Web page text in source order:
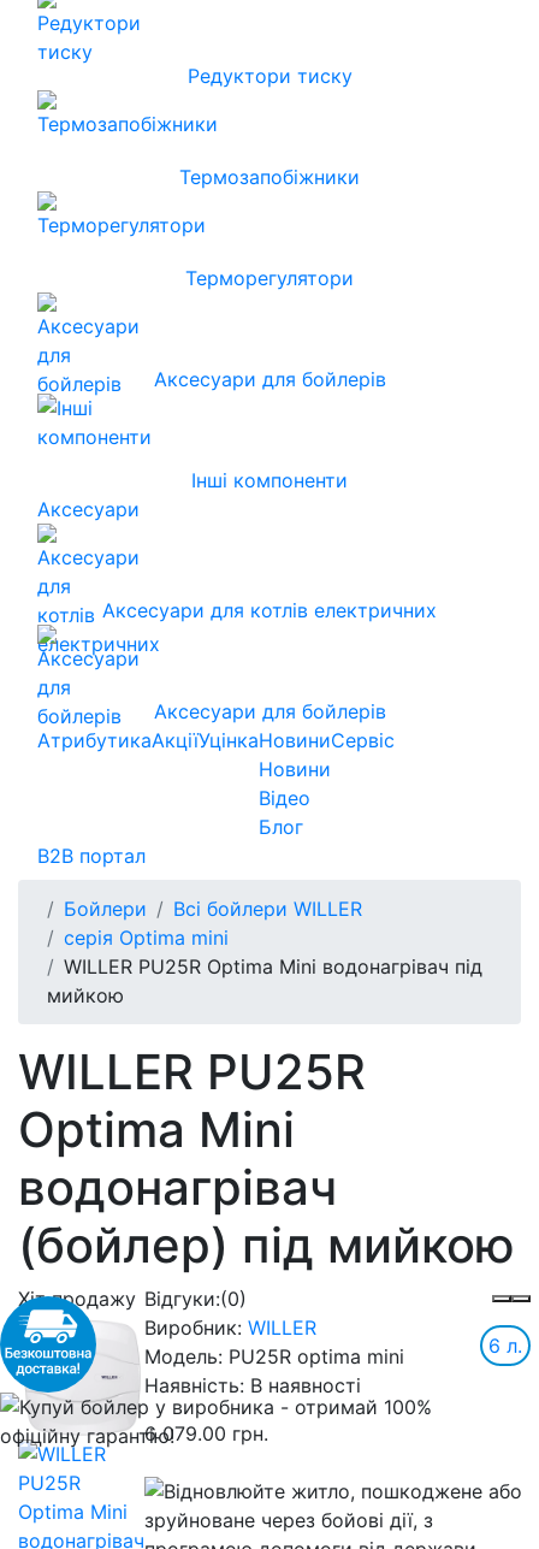
Редуктори тиску
Термозапобіжники
Терморегулятори
Аксесуари для бойлерів
Інші компоненти
Аксесуари
Аксесуари для котлів електричних
Аксесуари для бойлерів
АтрибутикаАкціїУцінкаНовини
Новини
Відео
Блог
Сервіс
B2B портал
Бойлери
Всі бойлери WILLER
серія Optima mini
WILLER PU25R Optima Mini водонагрівач під
мийкою
WILLER PU25R
Optima Mini
водонагрівач
(бойлер) під мийкою
Хіт продажу Відгуки:(0)
6 л.
Виробник: WILLER
Модель: PU25R optima mini
Наявність: В наявності
6 079.00 грн.